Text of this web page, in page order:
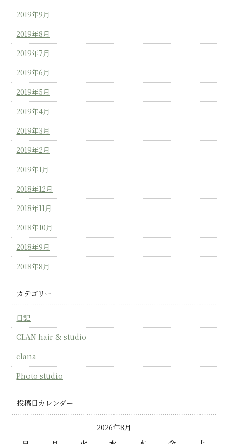
2019年9月
2019年8月
2019年7月
2019年6月
2019年5月
2019年4月
2019年3月
2019年2月
2019年1月
2018年12月
2018年11月
2018年10月
2018年9月
2018年8月
カテゴリー
日記
CLAN hair & studio
clana
Photo studio
投稿日カレンダー
2026年8月